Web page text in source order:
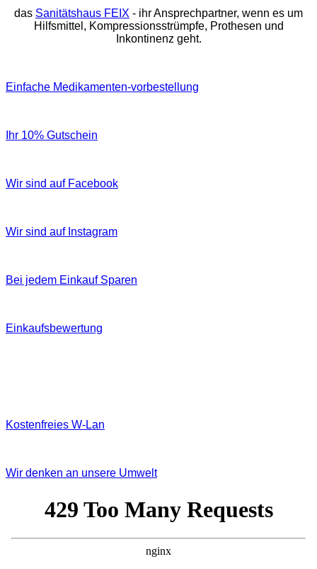
das Sanitätshaus FEIX - ihr Ansprechpartner, wenn es um
Hilfsmittel, Kompressionsstrümpfe, Prothesen und
Inkontinenz geht.
Einfache Medikamenten-vorbestellung
Ihr 10% Gutschein
Wir sind auf Facebook
Wir sind auf Instagram
Bei jedem Einkauf Sparen
Einkaufsbewertung
Kostenfreies W‐Lan
Wir denken an unsere Umwelt